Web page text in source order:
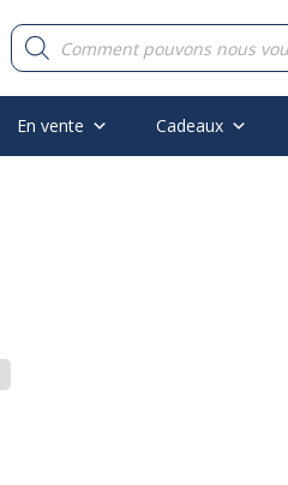
Recherche
de
produits
En vente Cadeaux